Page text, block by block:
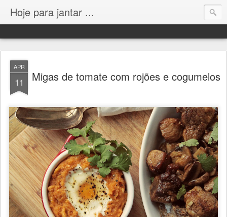
Hoje para jantar ...
APR
11 Migas de tomate com rojões e cogumelos